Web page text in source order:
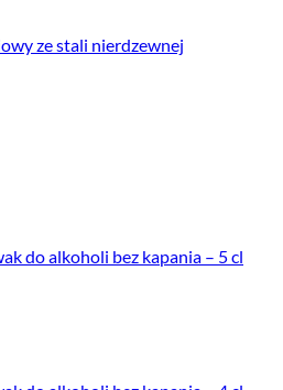
ze stali nierdzewnej
do alkoholi bez kapania – 5 cl